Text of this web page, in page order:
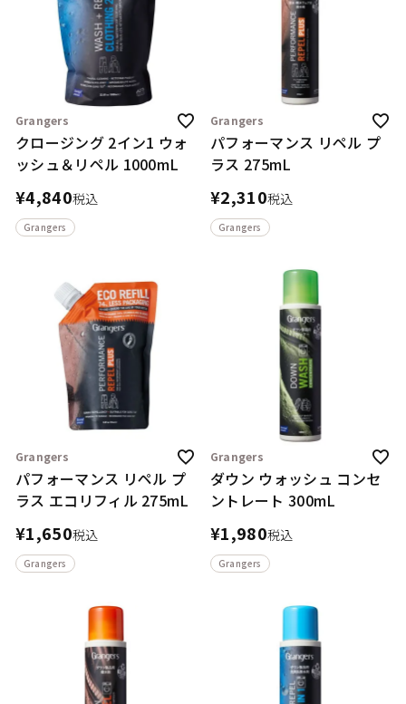
Grangers
クロージング 2イン1 ウォ
ッシュ＆リペル 1000mL
¥4,840税込
Grangers
Grangers
パフォーマンス リペル プ
ラス 275mL
¥2,310税込
Grangers
Grangers
パフォーマンス リペル プ
ラス エコリフィル 275mL
¥1,650税込
Grangers
Grangers
ダウン ウォッシュ コンセ
ントレート 300mL
¥1,980税込
Grangers